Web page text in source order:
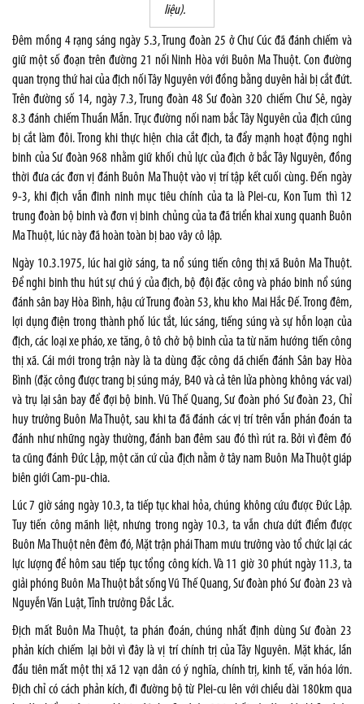
liệu).
Đêm mồng 4 rạng sáng ngày 5.3, Trung đoàn 25 ở Chư Cúc đã đánh chiếm và
giữ một số đoạn trên đường 21 nối Ninh Hòa với Buôn Ma Thuột. Con đường
quan trọng thứ hai của địch nối Tây Nguyên với đồng bằng duyên hải bị cắt đứt.
Trên đường số 14, ngày 7.3, Trung đoàn 48 Sư đoàn 320 chiếm Chư Sê, ngày
8.3 đánh chiếm Thuần Mẫn. Trục đường nối nam bắc Tây Nguyên của địch cũng
bị cắt làm đôi. Trong khi thực hiện chia cắt địch, ta đẩy mạnh hoạt động nghi
binh của Sư đoàn 968 nhằm giữ khối chủ lực của địch ở bắc Tây Nguyên, đồng
thời đưa các đơn vị đánh Buôn Ma Thuột vào vị trí tập kết cuối cùng. Đến ngày
9-3, khi địch vẫn đinh ninh mục tiêu chính của ta là Plei-cu, Kon Tum thì 12
trung đoàn bộ binh và đơn vị binh chủng của ta đã triển khai xung quanh Buôn
Ma Thuột, lúc này đã hoàn toàn bị bao vây cô lập.
Ngày 10.3.1975, lúc hai giờ sáng, ta nổ súng tiến công thị xã Buôn Ma Thuột.
Để nghi binh thu hút sự chú ý của địch, bộ đội đặc công và pháo binh nổ súng
đánh sân bay Hòa Bình, hậu cứ Trung đoàn 53, khu kho Mai Hắc Đế. Trong đêm,
lợi dụng điện trong thành phố lúc tắt, lúc sáng, tiếng súng và sự hỗn loạn của
địch, các loại xe pháo, xe tăng, ô tô chở bộ binh của ta từ năm hướng tiến công
thị xã. Cái mới trong trận này là ta dùng đặc công dã chiến đánh Sân bay Hòa
Bình (đặc công được trang bị súng máy, B40 và cả tên lửa phòng không vác vai)
và trụ lại sân bay để đợi bộ binh. Vũ Thế Quang, Sư đoàn phó Sư đoàn 23, Chỉ
huy trưởng Buôn Ma Thuột, sau khi ta đã đánh các vị trí trên vẫn phán đoán ta
đánh như những ngày thường, đánh ban đêm sau đó thì rút ra. Bởi vì đêm đó
ta cũng đánh Đức Lập, một căn cứ của địch nằm ở tây nam Buôn Ma Thuột giáp
biên giới Cam-pu-chia.
Lúc 7 giờ sáng ngày 10.3, ta tiếp tục khai hỏa, chúng không cứu được Đức Lập.
Tuy tiến công mãnh liệt, nhưng trong ngày 10.3, ta vẫn chưa dứt điểm được
Buôn Ma Thuột nên đêm đó, Mặt trận phái Tham mưu trưởng vào tổ chức lại các
lực lượng để hôm sau tiếp tục tổng công kích. Và 11 giờ 30 phút ngày 11.3, ta
giải phóng Buôn Ma Thuột bắt sống Vũ Thế Quang, Sư đoàn phó Sư đoàn 23 và
Nguyễn Văn Luật, Tỉnh trưởng Đắc Lắc.
Địch mất Buôn Ma Thuột, ta phán đoán, chúng nhất định dùng Sư đoàn 23
phản kích chiếm lại bởi vì đây là vị trí chính trị của Tây Nguyên. Mặt khác, lần
đầu tiên mất một thị xã 12 vạn dân có ý nghĩa, chính trị, kinh tế, văn hóa lớn.
Địch chỉ có cách phản kích, đi đường bộ từ Plei-cu lên với chiều dài 180km qua